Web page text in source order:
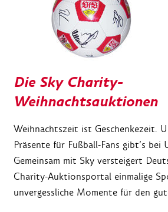
Die Sky Charity-
Weihnachtsauktionen
Weihnachtszeit ist Geschenkezeit.
Präsente für Fußball-Fans gibt’s
Gemeinsam mit Sky versteigert
Charity-Auktionsportal einmalige
unvergessliche Momente für den